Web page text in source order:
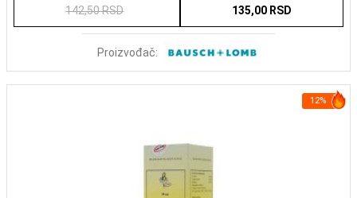
142,50 RSD 135,00 RSD
Proizvođač:
12%